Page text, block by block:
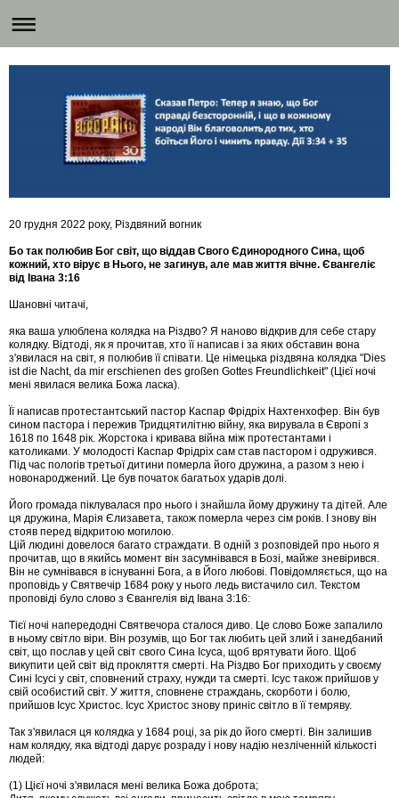
20 грудня 2022 року, Різдвяний вогник
Бо так полюбив Бог світ, що віддав Свого Єдинородного Сина, щоб
кожний, хто вірує в Нього, не загинув, але мав життя вічне. Євангеліє
від Івана 3:16
Шановні читачі,
яка ваша улюблена колядка на Різдво? Я наново відкрив для себе стару
колядку. Відтоді, як я прочитав, хто її написав і за яких обставин вона
з'явилася на світ, я полюбив її співати. Це німецька різдвяна колядка "Dies
ist die Nacht, da mir erschienen des großen Gottes Freundlichkeit" (Цієї ночі
мені явилася велика Божа ласка).
Її написав протестантський пастор Каспар Фрідріх Нахтенхофер. Він був
сином пастора і пережив Тридцятилітню війну, яка вирувала в Європі з
1618 по 1648 рік. Жорстока і кривава війна між протестантами і
католиками. У молодості Каспар Фрідріх сам став пастором і одружився.
Під час пологів третьої дитини померла його дружина, а разом з нею і
новонароджений. Це був початок багатьох ударів долі.
Його громада піклувалася про нього і знайшла йому дружину та дітей. Але
ця дружина, Марія Єлизавета, також померла через сім років. І знову він
стояв перед відкритою могилою.
Цій людині довелося багато страждати. В одній з розповідей про нього я
прочитав, що в якийсь момент він засумнівався в Бозі, майже зневірився.
Він не сумнівався в існуванні Бога, а в Його любові. Повідомляється, що на
проповідь у Святвечір 1684 року у нього ледь вистачило сил. Текстом
проповіді було слово з Євангелія від Івана 3:16:
Тієї ночі напередодні Святвечора сталося диво. Це слово Боже запалило
в ньому світло віри. Він розумів, що Бог так любить цей злий і занедбаний
світ, що послав у цей світ свого Сина Ісуса, щоб врятувати його. Щоб
викупити цей світ від прокляття смерті. На Різдво Бог приходить у своєму
Сині Ісусі у світ, сповнений страху, нужди та смерті. Ісус також прийшов у
свій особистий світ. У життя, сповнене страждань, скорботи і болю,
прийшов Ісус Христос. Ісус Христос знову приніс світло в її темряву.
Так з'явилася ця колядка у 1684 році, за рік до його смерті. Він залишив
нам колядку, яка відтоді дарує розраду і нову надію незліченній кількості
людей:
(1) Цієї ночі з'явилася мені велика Божа доброта;